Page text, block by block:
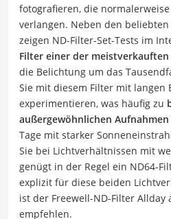
fotografieren, die
verlangen. Neben den
zeigen ND-Filter-Set-Tests im
Filter einer der
die Belichtung um das
Sie mit diesem Filter mit langen
experimentieren, was häufig zu
außergewöhnlichen Aufnahmen
Tage mit starker
Sie bei Lichtverhältnissen mit
genügt in der Regel ein ND64-
explizit für diese beiden
ist der Freewell-ND-Filter Allday
empfehlen.